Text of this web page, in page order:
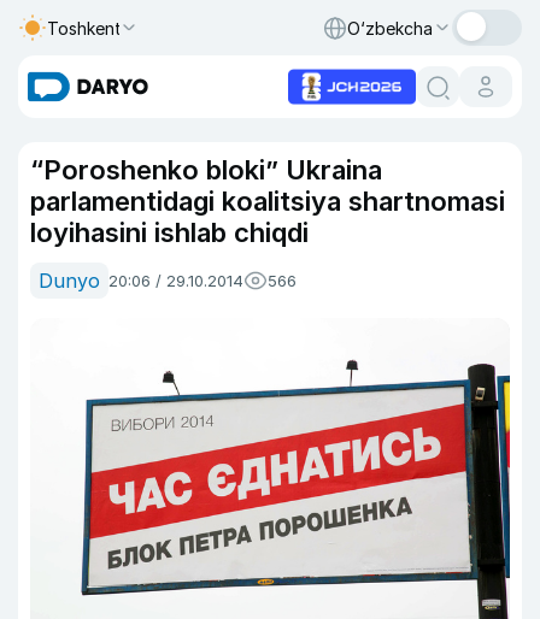
Toshkent O‘zbekcha
“Poroshenko bloki” Ukraina
parlamentidagi koalitsiya shartnomasi
loyihasini ishlab chiqdi
Dunyo 20:06 / 29.10.2014 566